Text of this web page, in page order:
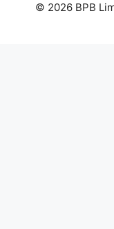
© 2026 BPB